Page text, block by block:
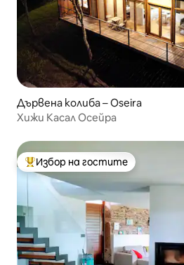
Дървена колиба – Oseira
Хижи Касал Осейра
Най-популярен избор на гостите
Избор на гостите